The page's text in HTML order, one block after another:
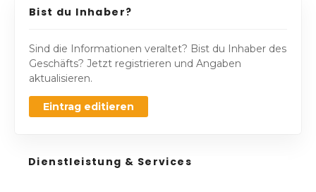
Bist du Inhaber?
Sind die Informationen veraltet? Bist du Inhaber des
Geschäfts? Jetzt registrieren und Angaben
aktualisieren.
Eintrag editieren
Dienstleistung & Services